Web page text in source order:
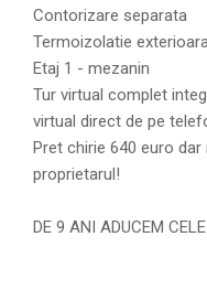
Contorizare separata
Termoizolatie exterioara
Etaj 1 - mezanin
Tur virtual complet
virtual direct de pe
Pret chirie 640 euro
proprietarul!
DE 9 ANI ADUCEM